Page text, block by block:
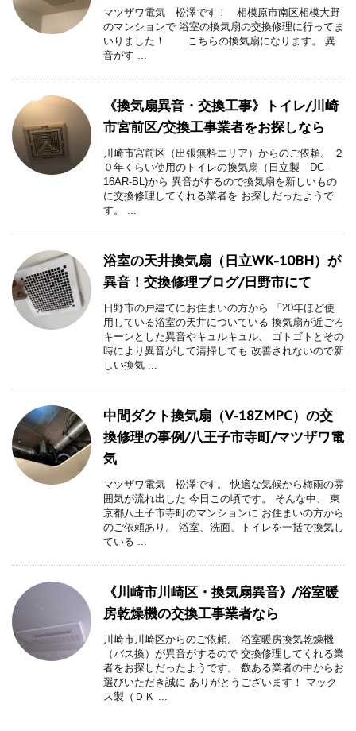
マツザワ電気 松澤です！ 相模原市南区相模大野
のマンションで 浴室の換気扇の交換修理に行ってま
いりました！ こちらの換気扇になります。 異
音がす ...
《換気扇異音・交換工事》トイレ/川崎
市宮前区/交換工事業者をお探しなら
川崎市宮前区（出張無料エリア）からのご依頼。 ２
０年くらい使用のトイレの換気扇（日立製 DC-
16AR-BL)から 異音がするので換気扇を新しいもの
に交換修理してくれる業者を お探しだったようで
す。 ...
浴室の天井換気扇（日立WK-10BH）が
異音！交換修理ブログ/日野市にて
日野市の戸建てにお住まいの方から 「20年ほど使
用している浴室の天井についている 換気扇が近ごろ
キーンとした異音やキュルキュル、 ゴトゴトとその
時により異音がして清掃しても 改善されないので新
しい換気 ...
中間ダクト換気扇（V-18ZMPC）の交
換修理の事例/八王子市寺町/マツザワ電
気
マツザワ電気 松澤です。 快適な気候から梅雨の雰
囲気が流れ出した 今日この頃です。 そんな中、 東
京都八王子市寺町のマンションに お住まいの方から
のご依頼あり。 浴室、洗面、トイレを一括で換気し
ている ...
《川崎市川崎区・換気扇異音》/浴室暖
房乾燥機の交換工事業者なら
川崎市川崎区からのご依頼。 浴室暖房換気乾燥機
（バス換）が異音がするので 交換修理してくれる業
者をお探しだったようです。 数ある業者の中からお
選びいただき誠に ありがとうございます！ マック
ス製（ＤＫ ...